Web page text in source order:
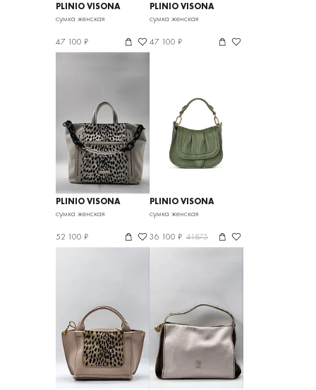
PLINIO VISONA
сумка женская
47 100 ₽
PLINIO VISONA
сумка женская
47 100 ₽
PLINIO VISONA
сумка женская
52 100 ₽
PLINIO VISONA
сумка женская
36 100 ₽ 41875